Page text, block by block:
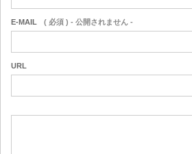
E-MAIL ( 必須 ) - 公開されません -
URL